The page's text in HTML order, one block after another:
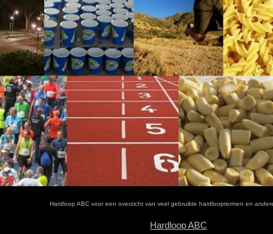
Hardloop ABC voor een overzicht van veel gebruikte hardlooptermen en
Hardloop ABC